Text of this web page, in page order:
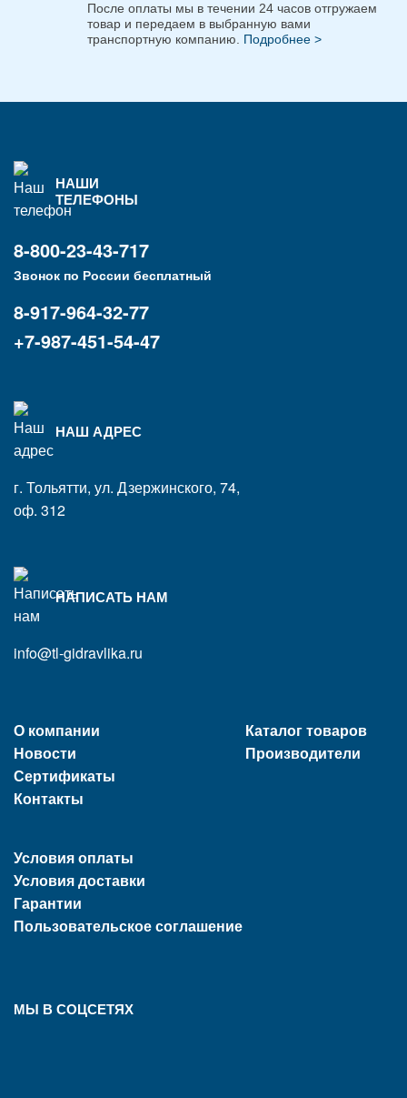
После оплаты мы в течении 24 часов отгружаем
товар и передаем в выбранную вами
транспортную компанию. Подробнее >
НАШИ
ТЕЛЕФОНЫ
8-800-23-43-717
Звонок по России бесплатный
8-917-964-32-77
+7-987-451-54-47
НАШ АДРЕС
г. Тольятти, ул. Дзержинского, 74,
оф. 312
НАПИСАТЬ НАМ
info@tl-gidravlika.ru
О компании
Новости
Сертификаты
Контакты
Условия оплаты
Условия доставки
Гарантии
Пользовательское соглашение
Каталог товаров
Производители
МЫ В СОЦСЕТЯХ